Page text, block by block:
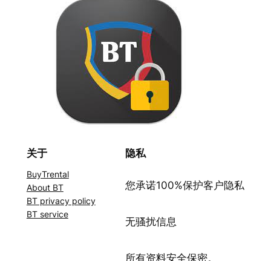
关于
BuyTrental
About BT
BT privacy policy
BT service
隐私
您承诺100%保护客户隐私
无骚扰信息
所有资料安全保密。